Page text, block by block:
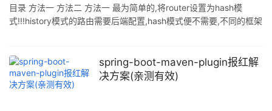
目录 方法一 方法二 方法一 最为简单的,将router设置为hash模
式!!!history模式的路由需要后端配置,hash模式便不需要,不同的框架
proxy_connect_timeout 600; proxy_read_timeout 600;
proxy_set_header x-real-ip $remote_addr; proxy_set_heade
spring-boot-maven-plugin报红解
决方案(亲测有效)